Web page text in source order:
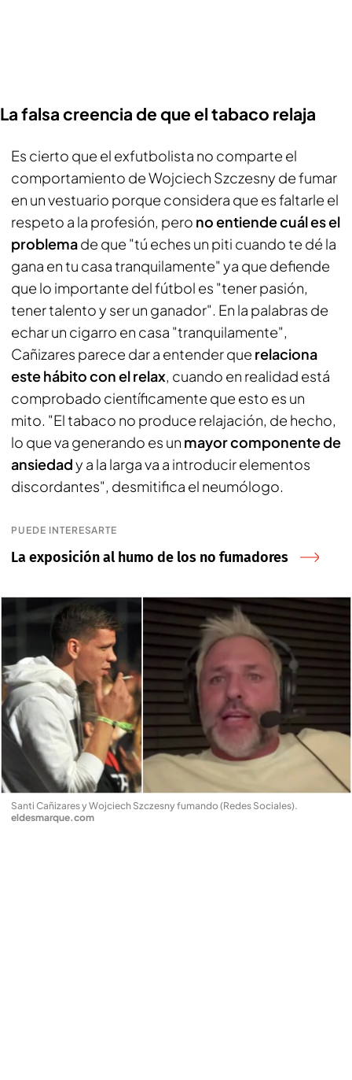
La falsa creencia de que el tabaco relaja
Es cierto que el exfutbolista no comparte el
comportamiento de Wojciech Szczesny de fumar
en un vestuario porque considera que es faltarle el
respeto a la profesión, pero no entiende cuál es el
problemade que "tú eches un piti cuando te dé la
gana en tu casa tranquilamente" ya que defiende
que lo importante del fútbol es "tener pasión,
tener talento y ser un ganador". En la palabras de
echar un cigarro en casa "tranquilamente",
Cañizares parece dar a entender que relaciona
este hábito con el relax, cuando en realidad está
comprobado científicamente que esto es un
mito. "El tabaco no produce relajación, de hecho,
lo que va generando es un mayor componente de
ansiedady a la larga va a introducir elementos
discordantes", desmitifica el neumólogo.
PUEDE INTERESARTE
La exposición al humo de los no fumadores
Santi Cañizares y Wojciech Szczesny fumando (Redes Sociales).
eldesmarque.com